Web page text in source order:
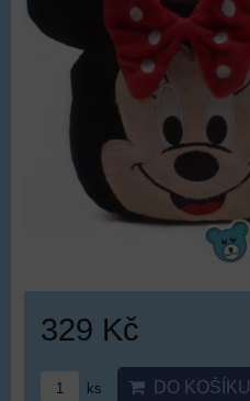
329 Kč
ks DO KOŠÍKU